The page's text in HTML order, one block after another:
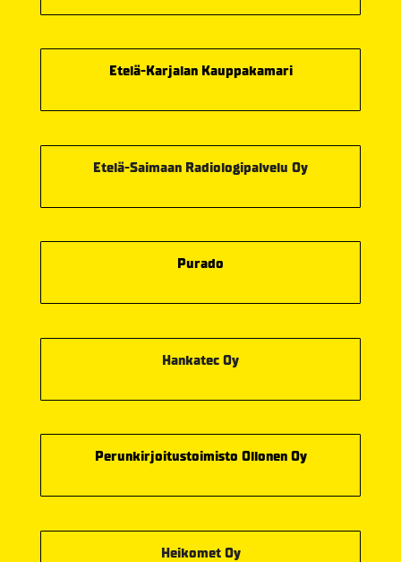
Etelä-Karjalan Kauppakamari
Etelä-Saimaan Radiologipalvelu Oy
Purado
Hankatec Oy
Perunkirjoitustoimisto Ollonen Oy
Heikomet Oy